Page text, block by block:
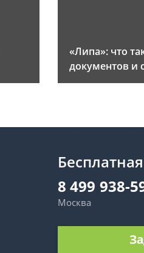
«Липа»: что
документов и
8 499 938-
Москва